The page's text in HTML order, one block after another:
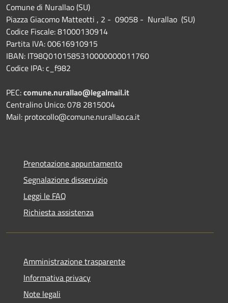
Comune di Nurallao (SU)
Piazza Giacomo Matteotti , 2 - 09058 - Nurallao (SU)
Codice Fiscale: 81000130914
Partita IVA: 00616910915
IBAN: IT98Q0101585310000000011760
Codice IPA: c_f982
PEC:comune.nurallao@legalmail.it
Centralino Unico: 078 2815004
Mail: protocollo@comune.nurallao.ca.it
Prenotazione appuntamento
Segnalazione disservizio
Leggi le FAQ
Richiesta assistenza
Amministrazione trasparente
Informativa privacy
Note legali